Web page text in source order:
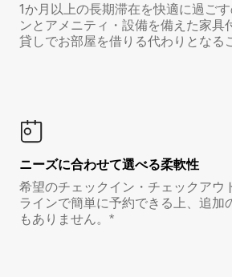
1か月以上の長期滞在を快適に過ご
ンとアメニティ・設備を備えた家具
貸しでお部屋を借りる代わりとなる
ニーズに合わせて選べる柔軟性
希望のチェックイン・チェックアウ
ラインで簡単に予約できる上、追加
もありません。*